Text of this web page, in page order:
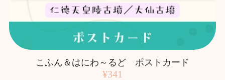
こふん＆はにわ～るど ポストカード
¥341